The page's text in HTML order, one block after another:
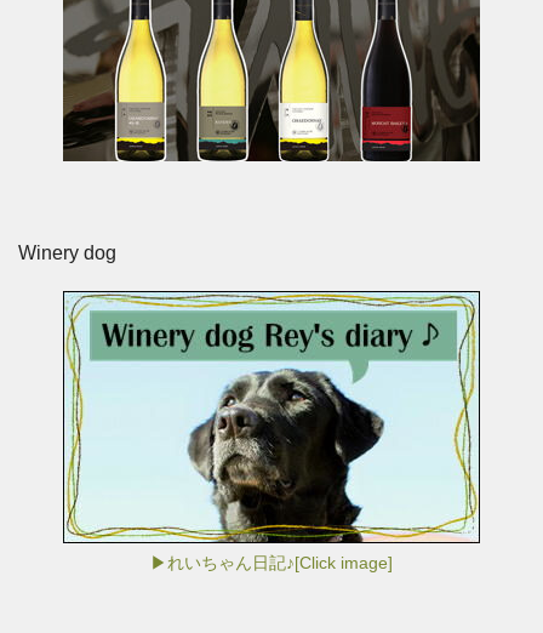
Winery dog
▶れいちゃん日記♪[Click image]